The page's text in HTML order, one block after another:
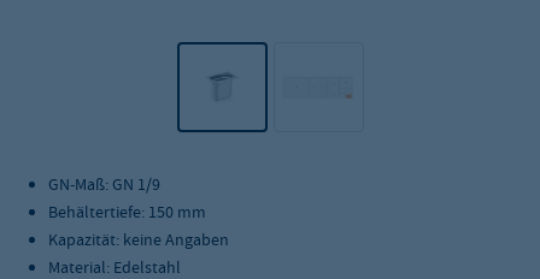
GN-Maß: GN 1/9
Behältertiefe: 150 mm
Kapazität: keine Angaben
Material: Edelstahl